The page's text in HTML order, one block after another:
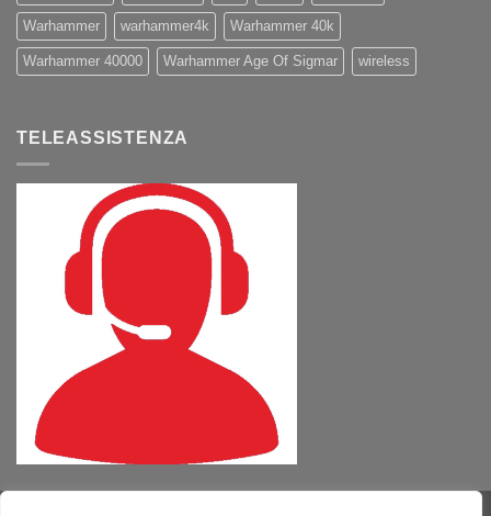
Warhammer warhammer4k Warhammer 40k
Warhammer 40000 Warhammer Age Of Sigmar wireless
TELEASSISTENZA